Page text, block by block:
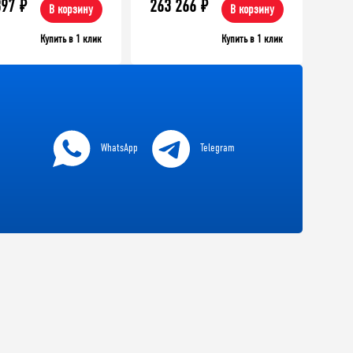
₽ В корзину
Купить в 1 клик
263 266 ₽ В корзину
Купить в 1 клик
WhatsApp Telegram